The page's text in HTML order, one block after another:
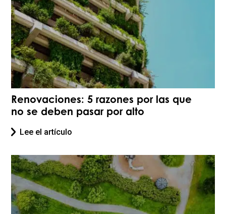
Renovaciones: 5 razones por las que
no se deben pasar por alto
Lee el artículo